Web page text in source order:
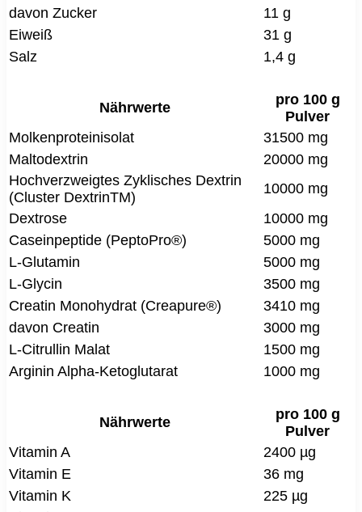
davon Zucker
11 g
Eiweiß
31 g
Salz
1,4 g
Nährwerte
pro 100 g
Pulver
Molkenproteinisolat
31500 mg
Maltodextrin
20000 mg
Hochverzweigtes Zyklisches Dextrin
(Cluster DextrinTM)
10000 mg
Dextrose
10000 mg
Caseinpeptide (PeptoPro®)
5000 mg
L-Glutamin
5000 mg
L-Glycin
3500 mg
Creatin Monohydrat (Creapure®)
3410 mg
davon Creatin
3000 mg
L-Citrullin Malat
1500 mg
Arginin Alpha-Ketoglutarat
1000 mg
Nährwerte
pro 100 g
Pulver
Vitamin A
2400 µg
Vitamin E
36 mg
Vitamin K
225 µg